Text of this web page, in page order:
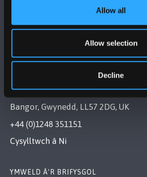
Allow all
Allow selection
Decline
Bangor, Gwynedd, LL57 2DG, UK
+44 (0)1248 351151
Cysylltwch â Ni
YMWELD Â’R BRIFYSGOL